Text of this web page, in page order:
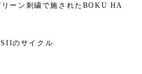
ーン刺繍で施されたBOKU HA
のサイクル